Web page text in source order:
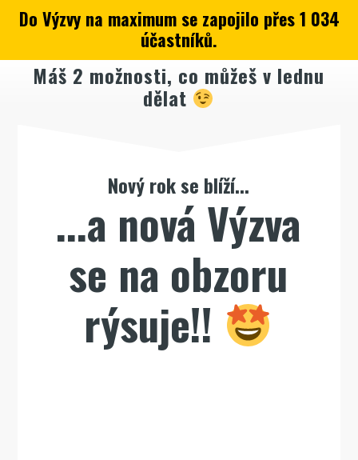
Do Výzvy na maximum se zapojilo přes 1 034
účastníků.
Máš 2 možnosti, co můžeš v lednu
dělat
Nový rok se blíží...
...a nová Výzva
se na obzoru
rýsuje!!